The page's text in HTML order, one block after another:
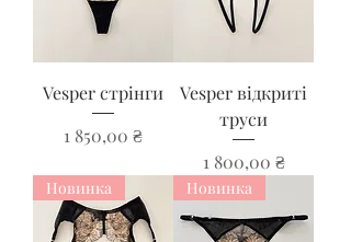
Vesper стрінги
Ціна
1 850,00 ₴
Vesper відкриті
труси
Ціна
1 800,00 ₴
Новинка Новинка